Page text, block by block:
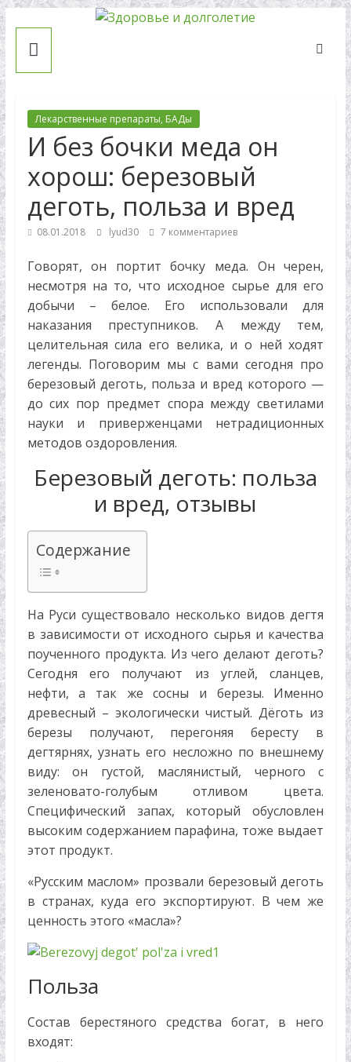
Skip
to
contentЗдоровье
долголетие
народной
медицины.
Сайт
профилактике
лечении
заболеваний.
Статьи
современных
народных
методах
лечения.
Правила
сбора
лечебных
трав,
рецепты,
многое
другое…
Лекарственные препараты, БАДы
И без бочки меда он
хорош: березовый
деготь, польза и вред
08.01.2018 lyud30 7 комментариев
Говорят, он портит бочку меда. Он черен,
несмотря на то, что исходное сырье для его
добычи – белое. Его использовали для
наказания преступников. А между тем,
целительная сила его велика, и о ней ходят
легенды. Поговорим мы с вами сегодня про
березовый деготь, польза и вред которого —
до сих пор предмет спора между светилами
науки и приверженцами нетрадиционных
методов оздоровления.
Березовый деготь: польза
и вред, отзывы
Содержание
На Руси существовало несколько видов дегтя
в зависимости от исходного сырья и качества
поученного продукта. Из чего делают деготь?
Сегодня его получают из углей, сланцев,
нефти, а так же сосны и березы. Именно
древесный – экологически чистый. Дёготь из
березы получают, перегоняя бересту в
дегтярнях, узнать его несложно по внешнему
виду: он густой, маслянистый, черного с
зеленовато-голубым отливом цвета.
Специфический запах, который обусловлен
высоким содержанием парафина, тоже выдает
этот продукт.
«Русским маслом» прозвали березовый деготь
в странах, куда его экспортируют. В чем же
ценность этого «масла»?
Польза
Состав берестяного средства богат, в него
входят: